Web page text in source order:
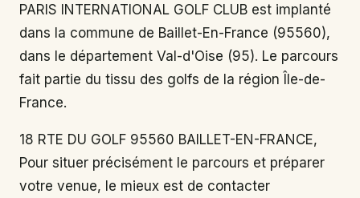
PARIS INTERNATIONAL GOLF CLUB est implanté
dans la commune de Baillet-En-France (95560),
dans le département Val-d'Oise (95). Le parcours
fait partie du tissu des golfs de la région Île-de-
France.
18 RTE DU GOLF 95560 BAILLET-EN-FRANCE,
Pour situer précisément le parcours et préparer
votre venue, le mieux est de contacter